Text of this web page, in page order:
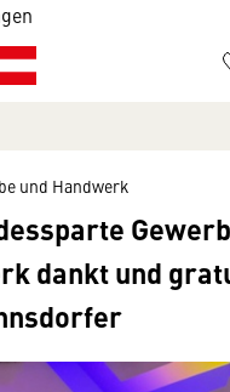
und Handwerk
dankt und